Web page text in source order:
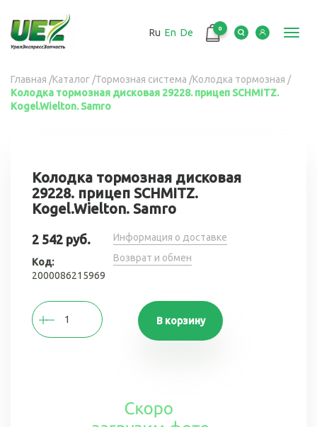
основному
содержанию
Ru En De 0
Вы
здесь
Главная /Каталог /Тормозная система /Колодка тормозная /
Колодка тормозная дисковая 29228. прицеп SCHMITZ.
Kogel.Wielton. Samro
Колодка тормозная дисковая
29228. прицеп SCHMITZ.
Kogel.Wielton. Samro
2 542 руб.
Код:
2000086215969
Информация о доставке
Возврат и обмен
В корзину